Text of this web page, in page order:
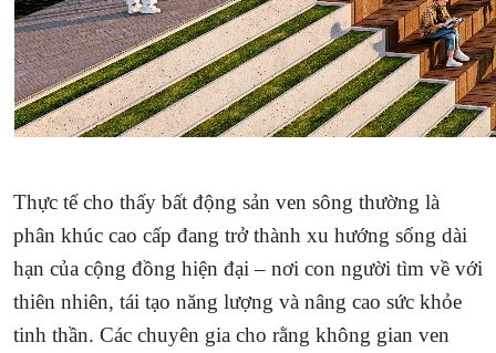
Thực tế cho thấy bất động sản ven sông thường là
phân khúc cao cấp đang trở thành xu hướng sống dài
hạn của cộng đồng hiện đại – nơi con người tìm về với
thiên nhiên, tái tạo năng lượng và nâng cao sức khỏe
tinh thần. Các chuyên gia cho rằng không gian ven